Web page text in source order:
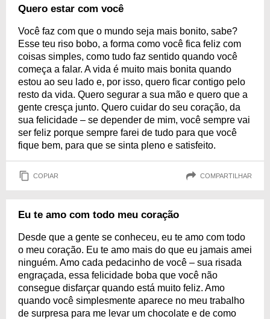
Quero estar com você
Você faz com que o mundo seja mais bonito, sabe?
Esse teu riso bobo, a forma como você fica feliz com
coisas simples, como tudo faz sentido quando você
começa a falar. A vida é muito mais bonita quando
estou ao seu lado e, por isso, quero ficar contigo pelo
resto da vida. Quero segurar a sua mão e quero que a
gente cresça junto. Quero cuidar do seu coração, da
sua felicidade – se depender de mim, você sempre vai
ser feliz porque sempre farei de tudo para que você
fique bem, para que se sinta pleno e satisfeito.
COPIAR COMPARTILHAR
Eu te amo com todo meu coração
Desde que a gente se conheceu, eu te amo com todo
o meu coração. Eu te amo mais do que eu jamais amei
ninguém. Amo cada pedacinho de você – sua risada
engraçada, essa felicidade boba que você não
consegue disfarçar quando está muito feliz. Amo
quando você simplesmente aparece no meu trabalho
de surpresa para me levar um chocolate e de como